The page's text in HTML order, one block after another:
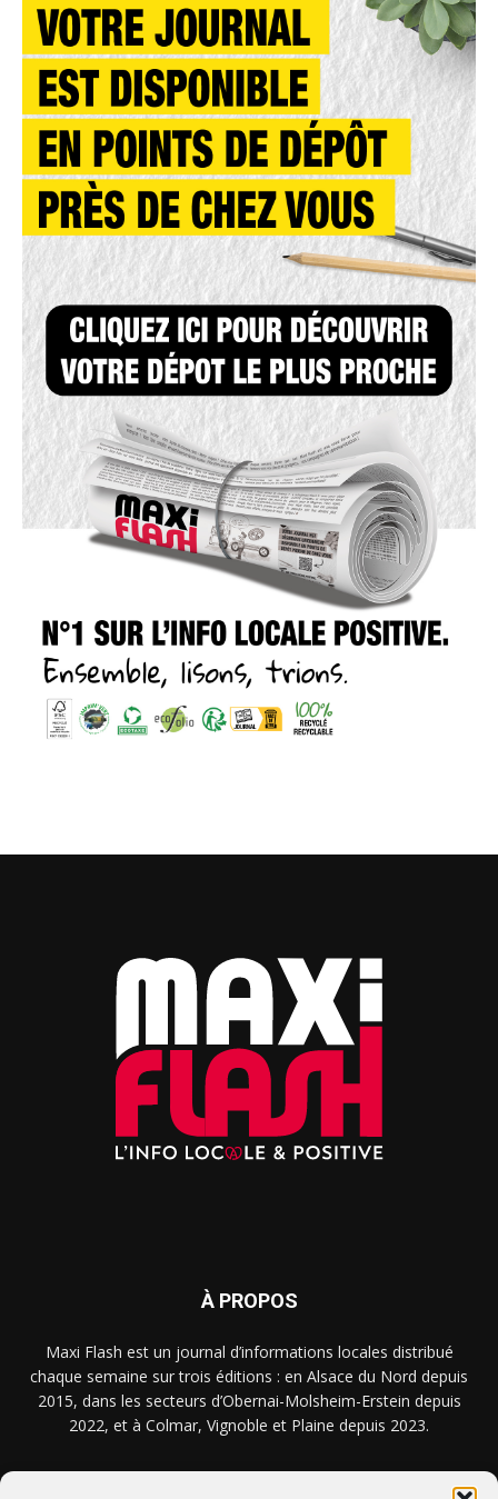
À PROPOS
Maxi Flash est un journal d’informations locales distribué
chaque semaine sur trois éditions : en Alsace du Nord depuis
2015, dans les secteurs d’Obernai-Molsheim-Erstein depuis
2022, et à Colmar, Vignoble et Plaine depuis 2023.